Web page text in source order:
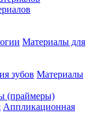
Материалы для
Материалы
(праймеры)
Аппликационная